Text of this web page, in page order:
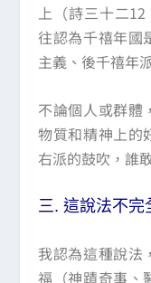
上（詩三十二
往認為千禧年國
主義、後千禧年
不論個人或群體
物質和精神上的
右派的鼓吹，誰
三.這說法不完
我認為這種說法
福（神蹟奇事、